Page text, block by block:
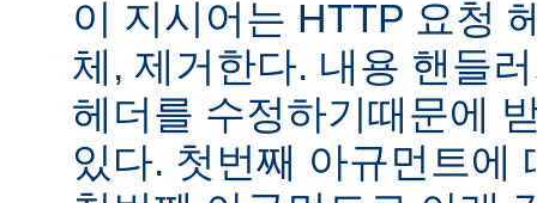
이 지시어는 HTTP 요청
체, 제거한다. 내용 핸들
헤더를 수정하기때문에
있다. 첫번째 아규먼트에